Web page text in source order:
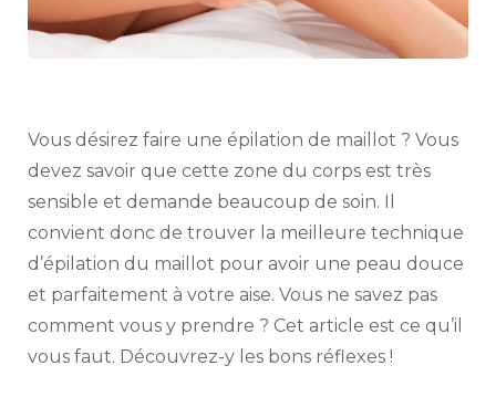
Vous désirez faire une épilation de maillot ? Vous
devez savoir que cette zone du corps est très
sensible et demande beaucoup de soin. Il
convient donc de trouver la meilleure technique
d’épilation du maillot pour avoir une peau douce
et parfaitement à votre aise. Vous ne savez pas
comment vous y prendre ? Cet article est ce qu’il
vous faut. Découvrez-y les bons réflexes !